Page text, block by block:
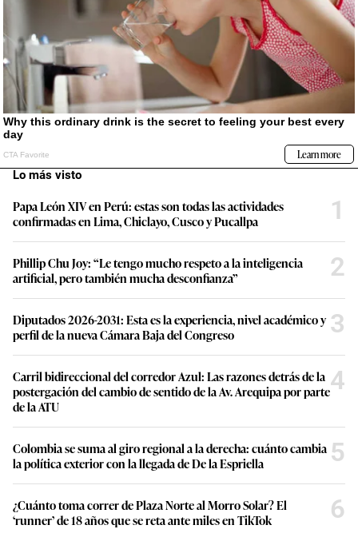
Lo más visto
Papa León XIV en Perú: estas son todas las actividades
confirmadas en Lima, Chiclayo, Cusco y Pucallpa
1
Phillip Chu Joy: “Le tengo mucho respeto a la inteligencia
artificial, pero también mucha desconfianza”
2
Diputados 2026-2031: Esta es la experiencia, nivel académico y
perfil de la nueva Cámara Baja del Congreso
3
Carril bidireccional del corredor Azul: Las razones detrás de la
postergación del cambio de sentido de la Av. Arequipa por parte
de la ATU
4
Colombia se suma al giro regional a la derecha: cuánto cambia
la política exterior con la llegada de De la Espriella
5
¿Cuánto toma correr de Plaza Norte al Morro Solar? El
‘runner’ de 18 años que se reta ante miles en TikTok
6